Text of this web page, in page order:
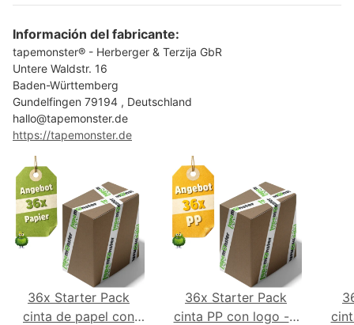
Información del fabricante:
tapemonster® - Herberger & Terzija GbR
Untere Waldstr. 16
Baden-Württemberg
Gundelfingen 79194 , Deutschland
hallo@tapemonster.de
https://tapemonster.de
36x Starter Pack
cinta de papel con
36x Starter Pack
cinta PP con logo - 1